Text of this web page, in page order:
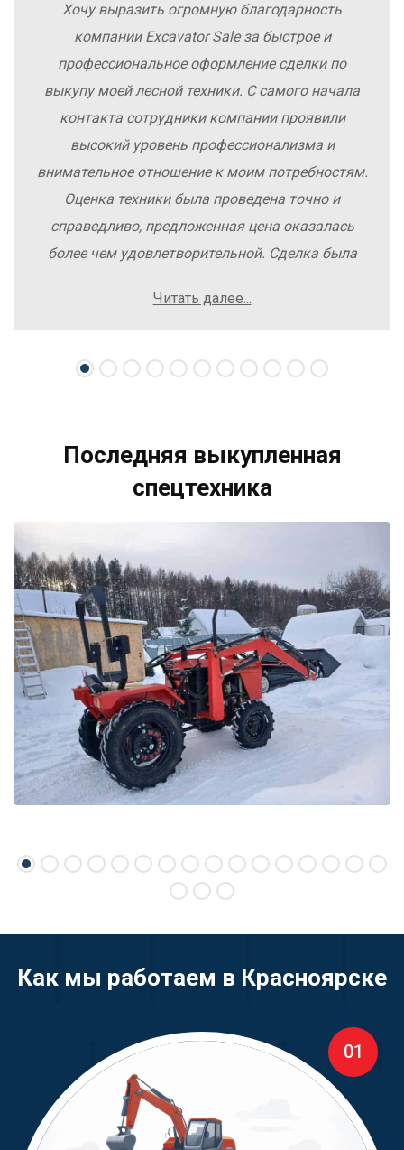
Хочу выразить огромную благодарность
компании Excavator Sale за быстрое и
профессиональное оформление сделки по
выкупу моей лесной техники. С самого начала
контакта сотрудники компании проявили
высокий уровень профессионализма и
внимательное отношение к моим потребностям.
Оценка техники была проведена точно и
справедливо, предложенная цена оказалась
более чем удовлетворительной. Сделка была
осложнений. Рекомендую компанию Excavator
свою спецтехнику.
Читать далее...
Последняя выкупленная
спецтехника
Как мы работаем в Красноярске
01